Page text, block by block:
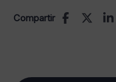
Compartir